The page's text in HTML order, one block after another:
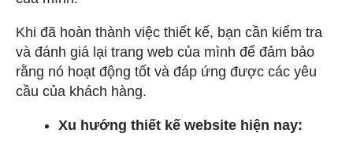
Khi đã hoàn thành việc thiết kế, bạn cần kiểm tra
và đánh giá lại trang web của mình để đảm bảo
rằng nó hoạt động tốt và đáp ứng được các yêu
cầu của khách hàng.
Xu hướng thiết kế website hiện nay: